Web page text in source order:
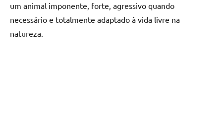
um animal imponente, forte, agressivo quando
necessário e totalmente adaptado à vida livre na
natureza.